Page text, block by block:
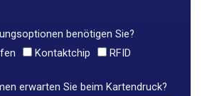
benötigen Sie?
Kontaktchip RFID
erwarten Sie beim Kartendruck?